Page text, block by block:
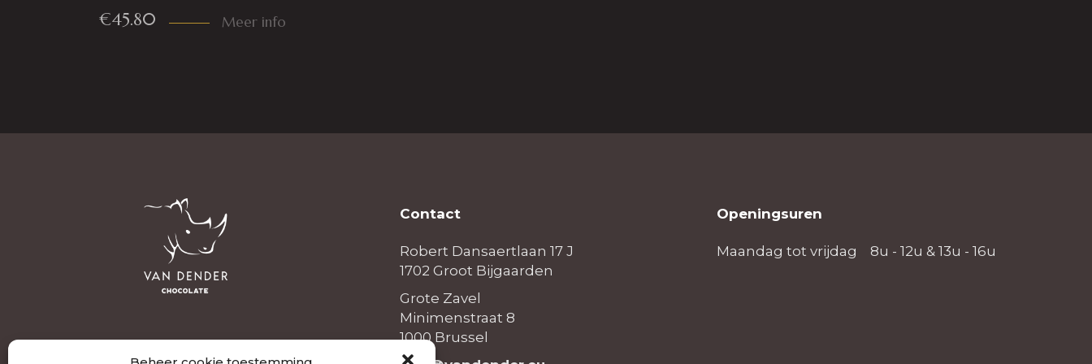
€45.80 Meer info
Contact
Robert Dansaertlaan 17 J
1702 Groot Bijgaarden
Grote Zavel
Minimenstraat 8
1000 Brussel
Openingsuren
Maandag tot vrijdag 8u - 12u & 13u - 16u